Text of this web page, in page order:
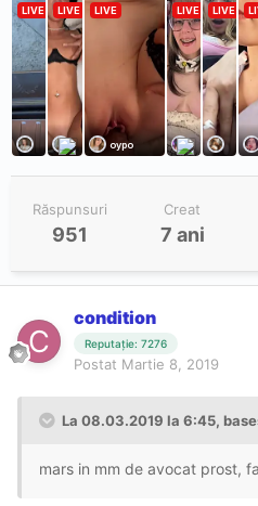
Răspunsuri
951
Creat
7 ani
condition
Reputație: 7276
Postat Martie 8, 2019
La 08.03.2019 la 6:45,
mars in mm de avocat prost,